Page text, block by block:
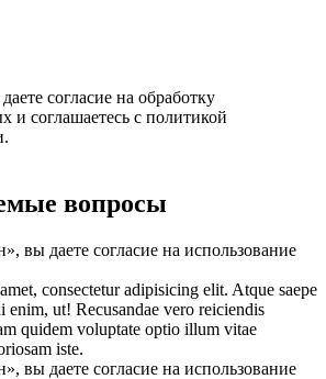
согласие на обработку
и соглашаетесь с политикой
вопросы
вы даете согласие на использование
consectetur adipisicing elit. Atque saepe
enim, ut! Recusandae vero reiciendis
quidem voluptate optio illum vitae
iste.
вы даете согласие на использование